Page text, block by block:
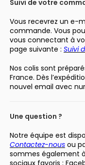
Suivi de votre
Vous recevrez un e-
commande. Vous
vous connectant à
page suivante : Suivi
Nos colis sont
France. Dès
nouvel email avec
Une question ?
Notre équipe est
Contactez-nous ou
sommes également